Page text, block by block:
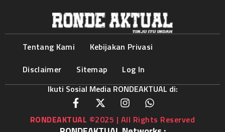
Tentang Kami
Kebijakan Privasi
Disclaimer
Sitemap
Log In
Ikuti Sosial Media RONDEAKTUAL di:
RONDEAKTUAL ©2025 | All Rights Reserved